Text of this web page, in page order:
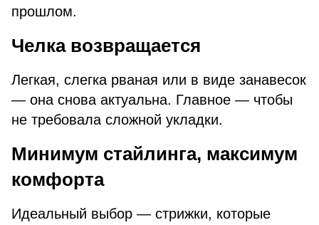
прошлом.
Челка возвращается
Легкая, слегка рваная или в виде занавесок
— она снова актуальна. Главное — чтобы
не требовала сложной укладки.
Минимум стайлинга, максимум
комфорта
Идеальный выбор — стрижки, которые